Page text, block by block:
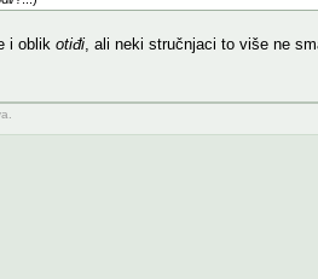
i oblik otiđi, ali neki stručnjaci to više ne